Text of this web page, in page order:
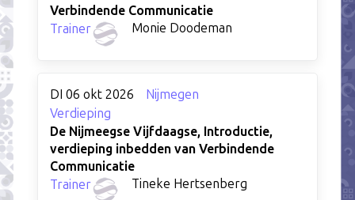
Verbindende Communicatie
Trainer
Monie Doodeman
DI 06 okt 2026
Nijmegen
Verdieping
De Nijmeegse Vijfdaagse, Introductie,
verdieping inbedden van Verbindende
Communicatie
Trainer
Tineke Hertsenberg